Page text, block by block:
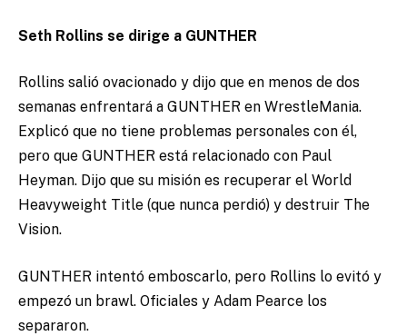
Seth Rollins se dirige a GUNTHER
Rollins salió ovacionado y dijo que en menos de dos
semanas enfrentará a GUNTHER en WrestleMania.
Explicó que no tiene problemas personales con él,
pero que GUNTHER está relacionado con Paul
Heyman. Dijo que su misión es recuperar el World
Heavyweight Title (que nunca perdió) y destruir The
Vision.
GUNTHER intentó emboscarlo, pero Rollins lo evitó y
empezó un brawl. Oficiales y Adam Pearce los
separaron.